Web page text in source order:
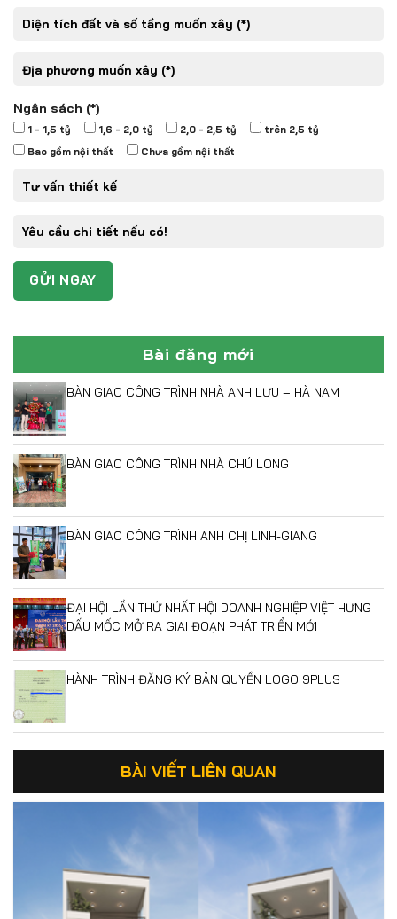
Ngân sách (*)
1 - 1,5 tỷ 1,6 - 2,0 tỷ 2,0 - 2,5 tỷ
trên 2,5 tỷ
Bao gồm nội thất
Chưa gồm nội thất
Bài đăng mới
BÀN GIAO CÔNG TRÌNH NHÀ ANH LƯU – HÀ NAM
BÀN GIAO CÔNG TRÌNH NHÀ CHÚ LONG
BÀN GIAO CÔNG TRÌNH ANH CHỊ LINH-GIANG
ĐẠI HỘI LẦN THỨ NHẤT HỘI DOANH NGHIỆP VIỆT HƯNG –
DẤU MỐC MỞ RA GIAI ĐOẠN PHÁT TRIỂN MỚI
HÀNH TRÌNH ĐĂNG KÝ BẢN QUYỀN LOGO 9PLUS
BÀI VIẾT LIÊN QUAN